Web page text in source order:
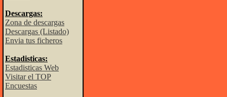
Descargas:
Zona de descargas
Descargas (Listado)
Envia tus ficheros
Estadisticas:
Estadisticas Web
Visitar el TOP
Encuestas